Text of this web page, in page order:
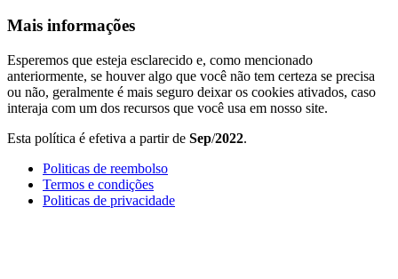
Mais informações
Esperemos que esteja esclarecido e, como mencionado
anteriormente, se houver algo que você não tem certeza se precisa
ou não, geralmente é mais seguro deixar os cookies ativados, caso
interaja com um dos recursos que você usa em nosso site.
Esta política é efetiva a partir de Sep/2022.
Politicas de reembolso
Termos e condições
Politicas de privacidade